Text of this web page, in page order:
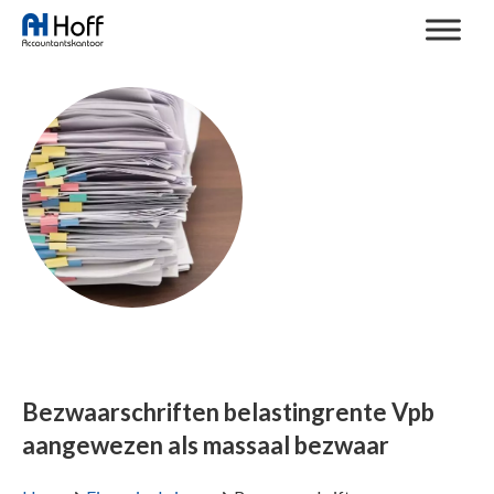
Bezwaarschriften belastingrente Vpb
aangewezen als massaal bezwaar